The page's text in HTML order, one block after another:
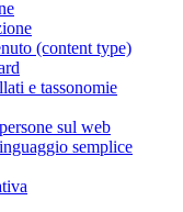
(content type)
e tassonomie
sul web
semplice